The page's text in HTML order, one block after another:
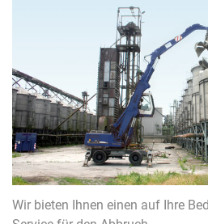
Wir bieten Ihnen einen auf Ihre